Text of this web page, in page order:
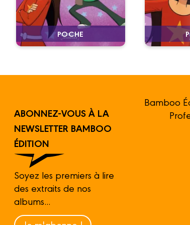
POCHE
ABONNEZ-VOUS À LA
NEWSLETTER BAMBOO
ÉDITION
Soyez les premiers à lire
des extraits de nos
albums...
Bamboo